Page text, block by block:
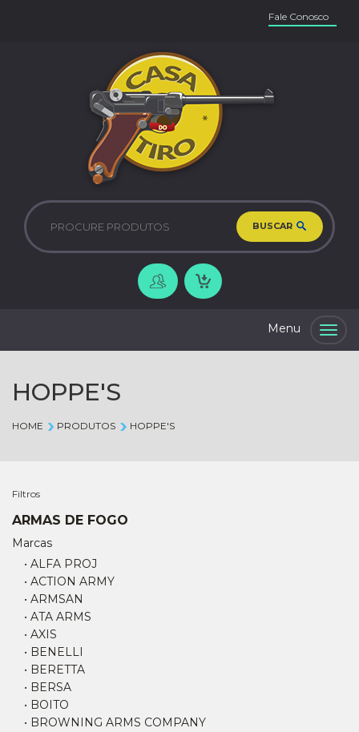
Fale Conosco
BUSCAR
HOPPE'S
HOME PRODUTOS HOPPE'S
Filtros
ARMAS DE FOGO
Marcas
• ALFA PROJ
• ACTION ARMY
• ARMSAN
• ATA ARMS
• AXIS
• BENELLI
• BERETTA
• BERSA
• BOITO
• BROWNING ARMS COMPANY